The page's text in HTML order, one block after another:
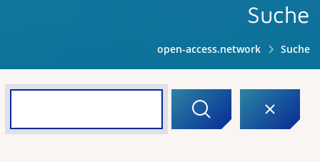
Suche
open-access.network Suche